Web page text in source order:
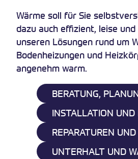
Wärme soll für Sie
dazu auch effizient, leise
unseren Lösungen rund um
Bodenheizungen und
angenehm warm.
BERATUNG,
INSTALLATION UND
REPARATUREN UND
UNTERHALT UND